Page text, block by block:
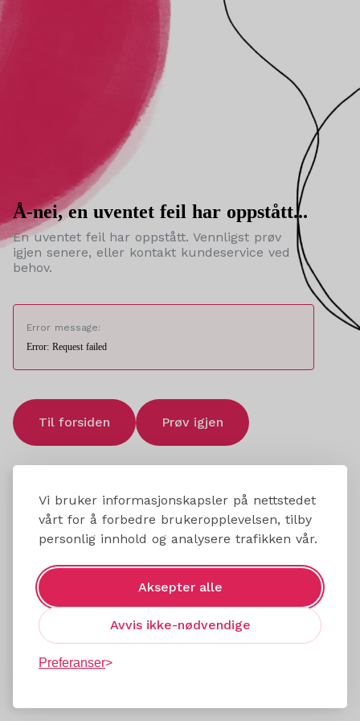
Vi bruker informasjonskapsler på nettstedet
vårt for å forbedre brukeropplevelsen, tilby
personlig innhold og analysere trafikken vår.
Aksepter alle
Avvis ikke-nødvendige
Preferanser
Å-nei, en uventet feil har oppstått...
En uventet feil har oppstått. Vennligst prøv
igjen senere, eller kontakt kundeservice ved
behov.
Error message:
Error: Request failed
Til forsiden Prøv igjen